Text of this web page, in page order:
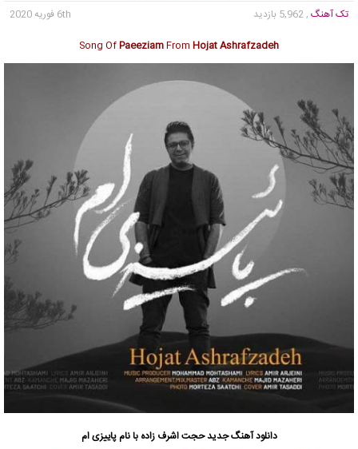
تک آهنگ , 5,962 بازدید
6th فوریه 2020
Song OfPaeeziamFrom Hojat Ashrafzadeh
دانلود آهنگ جدیدحجت اشرف زاده با نام پاییزی ام